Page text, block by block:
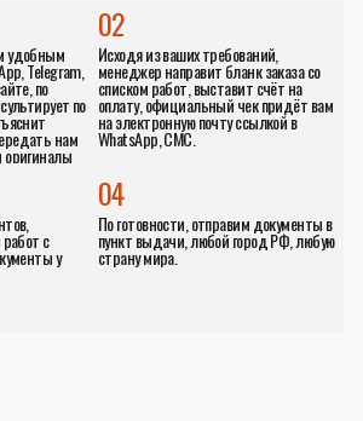
удобным
Telegram,
по
по
нам
02
Исходя из ваших требований,
менеджер направит бланк заказа со
списком работ, выставит счёт на
оплату, официальный чек придёт вам
на электронную почту ссылкой в
WhatsApp, СМС.
04
По готовности, отправим документы в
пункт выдачи, любой город РФ, любую
страну мира.
с
у